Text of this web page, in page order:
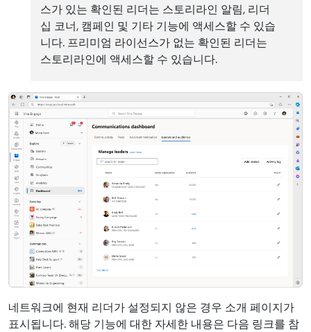
스가 있는 확인된 리더는 스토리라인 알림, 리더
십 코너, 캠페인 및 기타 기능에 액세스할 수 있습
니다. 프리미엄 라이선스가 없는 확인된 리더는
스토리라인에 액세스할 수 있습니다.
네트워크에 현재 리더가 설정되지 않은 경우 소개 페이지가
표시됩니다. 해당 기능에 대한 자세한 내용은 다음 링크를 참